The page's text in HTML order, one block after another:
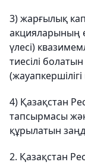
3) жарғылық
акцияларының
үлесі)
тиесілі
(жауапкершілігі
4) Қазақстан
тапсырмасы
құрылатын
2. Қазақстан